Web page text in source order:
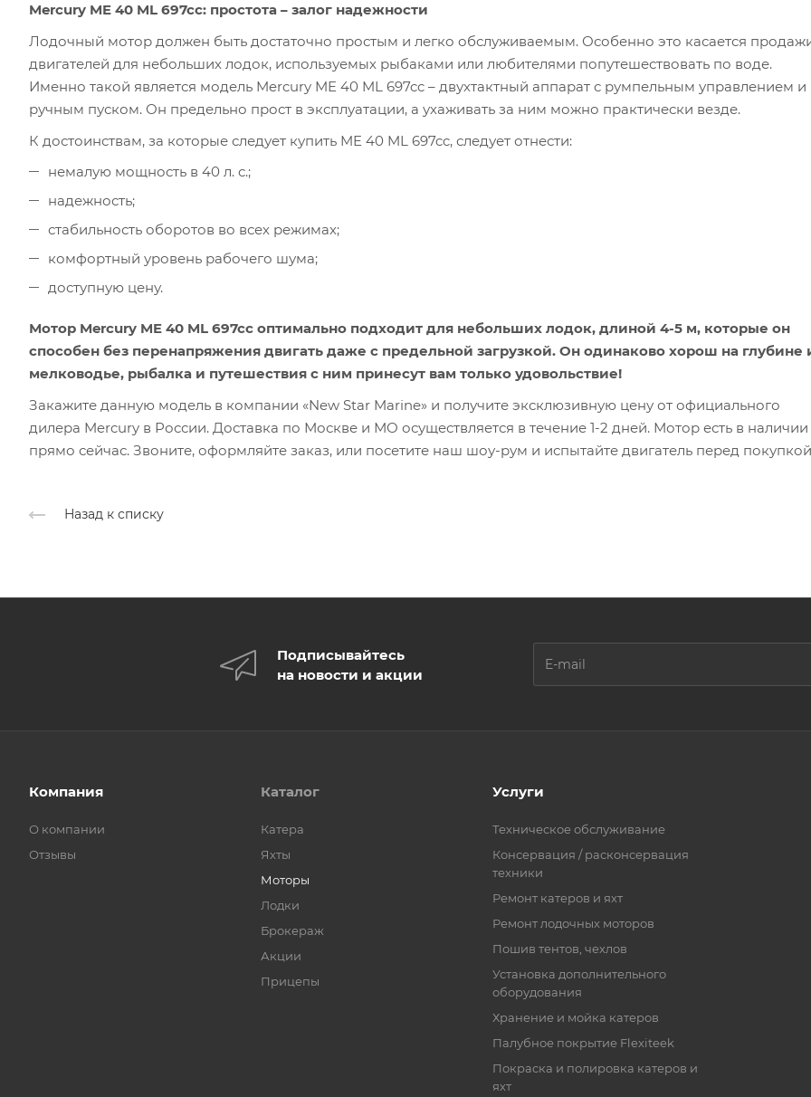
Mercury ME 40 ML 697cc: простота – залог надежности
Лодочный мотор должен быть достаточно простым и легко обслуживаемым. Особенно это касается
двигателей для небольших лодок, используемых рыбаками или любителями попутешествовать по воде.
Именно такой является модель Mercury ME 40 ML 697cc – двухтактный аппарат с румпельным управлением и
ручным пуском. Он предельно прост в эксплуатации, а ухаживать за ним можно практически везде.
К достоинствам, за которые следует купить ME 40 ML 697cc, следует отнести:
немалую мощность в 40 л. с.;
надежность;
стабильность оборотов во всех режимах;
комфортный уровень рабочего шума;
доступную цену.
Мотор Mercury ME 40 ML 697cc оптимально подходит для небольших лодок, длиной 4-5 м, которые он
способен без перенапряжения двигать даже с предельной загрузкой. Он одинаково хорош на глубине
мелководье, рыбалка и путешествия с ним принесут вам только удовольствие!
Закажите данную модель в компании «New Star Marine» и получите эксклюзивную цену от официального
дилера Mercury в России. Доставка по Москве и МО осуществляется в течение 1-2 дней. Мотор есть в наличии
прямо сейчас. Звоните, оформляйте заказ, или посетите наш шоу-рум и испытайте двигатель перед
Назад к списку
Подписывайтесь
на новости и акции
Компания
О компании
Отзывы
Каталог
Катера
Яхты
Моторы
Лодки
Брокераж
Акции
Прицепы
Услуги
Техническое обслуживание
Консервация / расконсервация
техники
Ремонт катеров и яхт
Ремонт лодочных моторов
Пошив тентов, чехлов
Установка дополнительного
оборудования
Хранение и мойка катеров
Палубное покрытие Flexiteek
Покраска и полировка катеров и
яхт